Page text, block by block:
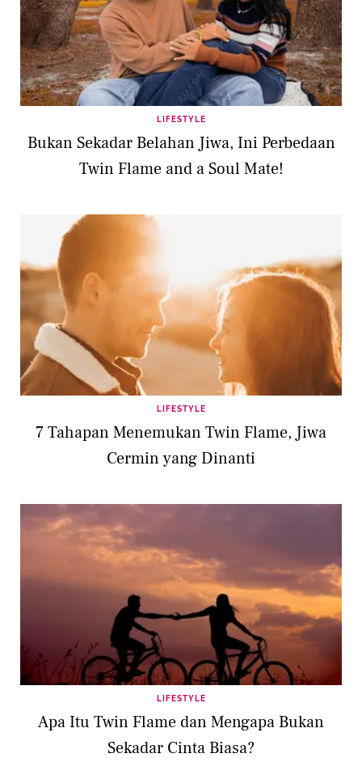
LIFESTYLE
Bukan Sekadar Belahan Jiwa, Ini Perbedaan
Twin Flame and a Soul Mate!
LIFESTYLE
7 Tahapan Menemukan Twin Flame, Jiwa
Cermin yang Dinanti
LIFESTYLE
Apa Itu Twin Flame dan Mengapa Bukan
Sekadar Cinta Biasa?